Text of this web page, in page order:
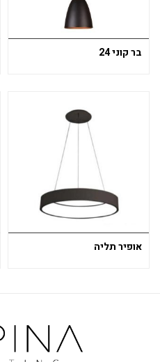
בר קוני 24
אופיר תליה